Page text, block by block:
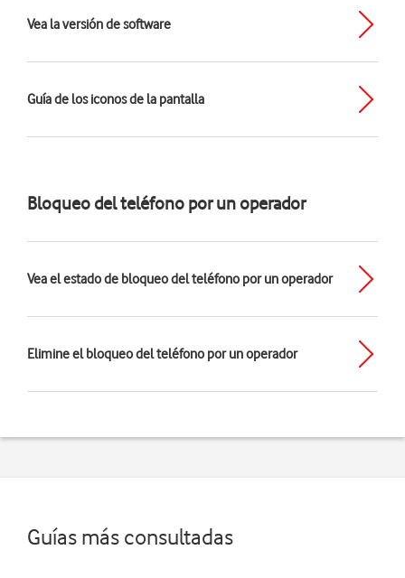
Vea la versión de software
Guía de los iconos de la pantalla
Bloqueo del teléfono por un operador
Vea el estado de bloqueo del teléfono por un operador
Elimine el bloqueo del teléfono por un operador
Guías más consultadas